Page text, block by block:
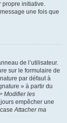
propre initiative.
une fois que
de l’utilisateur.
sur le formulaire de
par défaut à
» à partir du
Modifier les
empêcher une
caseAttacher ma